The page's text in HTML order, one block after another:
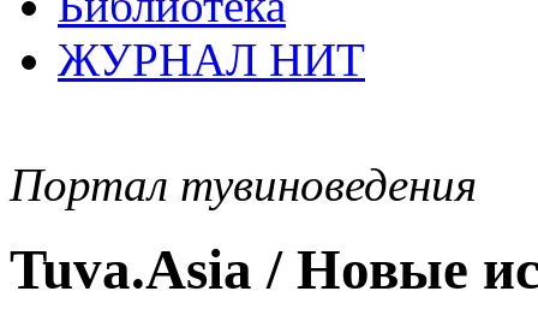
ЖУРНАЛ НИТ
Портал тувиноведения
Tuva.Asia / Новые